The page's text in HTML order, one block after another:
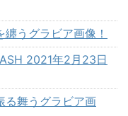
うグラビア画像！
2021年2月23日
る舞うグラビア画